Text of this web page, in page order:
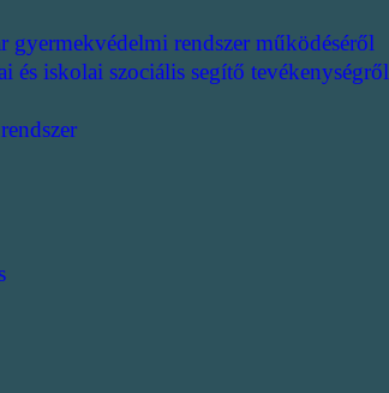
gyermekvédelmi rendszer működéséről
és iskolai szociális segítő tevékenységről